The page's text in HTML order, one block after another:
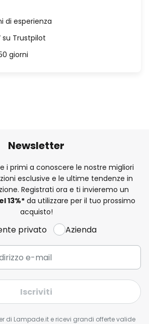
di esperienza
su Trustpilot
giorni
Newsletter
i primi a conoscere le nostre migliori
esclusive e le ultime tendenze in
Registrati ora e ti invieremo un
13%*da utilizzare per il tuo prossimo
acquisto!
privato Azienda
Iscriviti
di Lampade.it e ricevi grandi offerte valide